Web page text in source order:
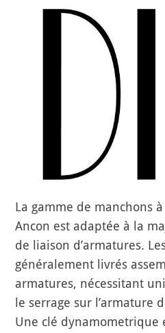
La gamme de manchons
Ancon est adaptée à la
de liaison d’armatures.
généralement livrés
armatures, nécessitant
le serrage sur l’armature
Une clé dynamometrique